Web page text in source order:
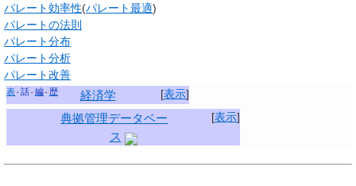
パレート効率性(パレート最適)
パレートの法則
パレート分布
パレート分析
パレート改善
[表示]
表 話 編 歴 経済学
[表示]
典拠管理データベー
ス